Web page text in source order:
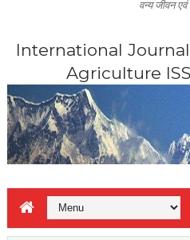
वन्य जीवन एवं
International
Agriculture